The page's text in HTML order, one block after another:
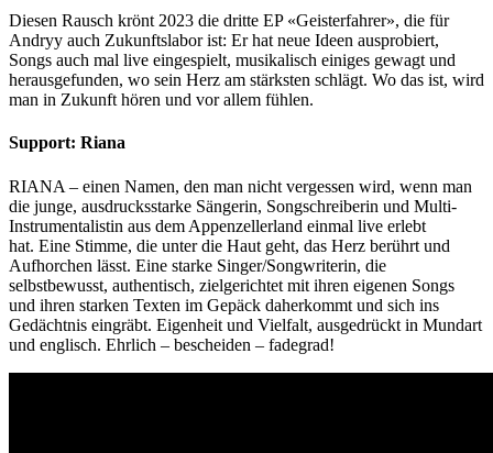
Diesen Rausch krönt 2023 die dritte EP «Geisterfahrer», die für
Andryy auch Zukunftslabor ist: Er hat neue Ideen ausprobiert,
Songs auch mal live eingespielt, musikalisch einiges gewagt und
herausgefunden, wo sein Herz am stärksten schlägt. Wo das ist, wird
man in Zukunft hören und vor allem fühlen.
Support: Riana
RIANA – einen Namen, den man nicht vergessen wird, wenn man
die junge, ausdrucksstarke Sängerin, Songschreiberin und Multi-
Instrumentalistin aus dem Appenzellerland einmal live erlebt
hat. Eine Stimme, die unter die Haut geht, das Herz berührt und
Aufhorchen lässt. Eine starke Singer/Songwriterin, die
selbstbewusst, authentisch, zielgerichtet mit ihren eigenen Songs
und ihren starken Texten im Gepäck daherkommt und sich ins
Gedächtnis eingräbt. Eigenheit und Vielfalt, ausgedrückt in Mundart
und englisch. Ehrlich – bescheiden – fadegrad!